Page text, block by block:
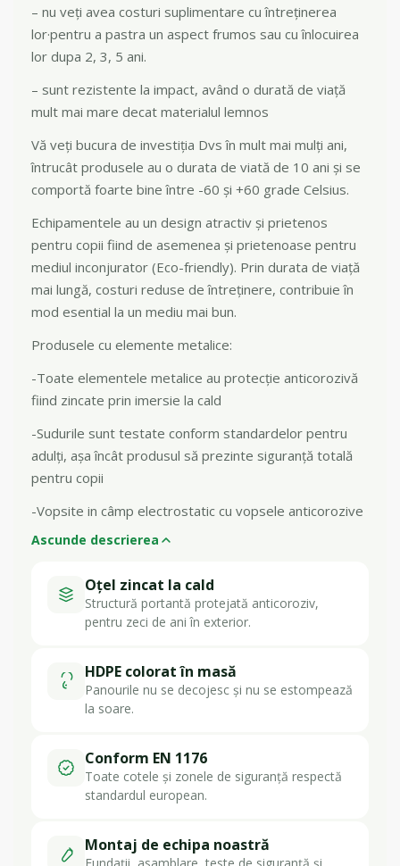
– nu veți avea costuri suplimentare cu întreținerea
lor·pentru a pastra un aspect frumos sau cu înlocuirea
lor dupa 2, 3, 5 ani.
– sunt rezistente la impact, având o durată de viață
mult mai mare decat materialul lemnos
Vă veți bucura de investiția Dvs în mult mai mulți ani,
întrucât produsele au o durata de viată de 10 ani și se
comportă foarte bine între -60 și +60 grade Celsius.
Echipamentele au un design atractiv și prietenos
pentru copii fiind de asemenea și prietenoase pentru
mediul inconjurator (Eco-friendly). Prin durata de viață
mai lungă, costuri reduse de întreținere, contribuie în
mod esential la un mediu mai bun.
Produsele cu elemente metalice:
-Toate elementele metalice au protecție anticorozivă
fiind zincate prin imersie la cald
-Sudurile sunt testate conform standardelor pentru
adulți, așa încât produsul să prezinte siguranță totală
pentru copii
-Vopsite in câmp electrostatic cu vopsele anticorozive
Ascunde descrierea
Oțel zincat la cald
Structură portantă protejată anticoroziv,
pentru zeci de ani în exterior.
HDPE colorat în masă
Panourile nu se decojesc și nu se estompează
la soare.
Conform EN 1176
Toate cotele și zonele de siguranță respectă
standardul european.
Montaj de echipa noastră